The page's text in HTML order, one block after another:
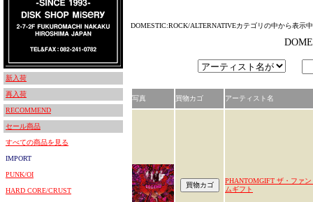
新入荷
再入荷
RECOMMEND
セール商品
すべての商品を見る
IMPORT
PUNK/OI
HARD CORE/CRUST
DOMESTIC:ROCK/ALTERNATIVEカテゴリの中から表示中
写真 買物カゴ アーティスト名
PHANTOMGIFT ザ・ファン
ムギフト